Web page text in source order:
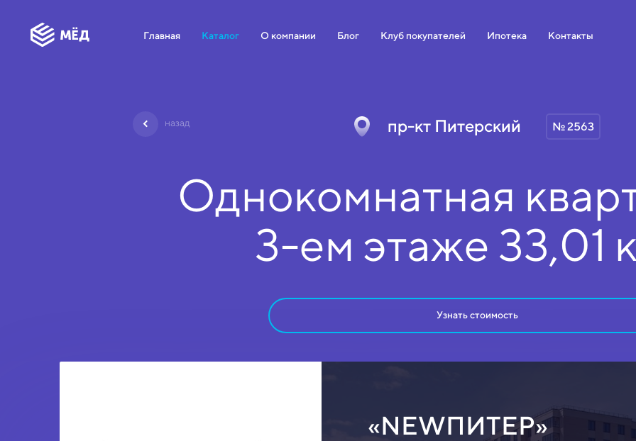
Главная Каталог О компании Блог Клуб покупателей Ипотека Контакты
назад пр-кт Питерский № 2563
Однокомнатная
3-ем этаже 33,01
Узнать стоимость
«NEWПИТЕР»